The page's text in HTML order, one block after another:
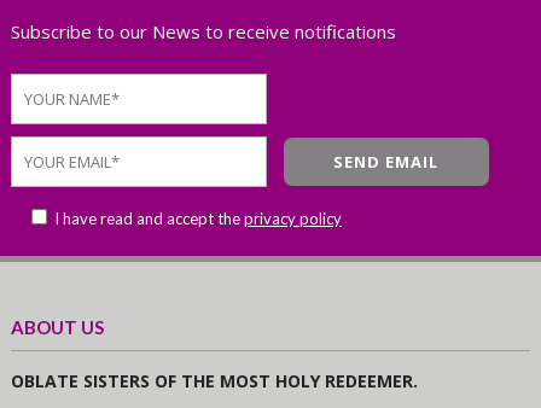
Subscribe to our News to receive notifications
I have read and accept theprivacy policy
ABOUT US
OBLATE SISTERS OF THE MOST HOLY REDEEMER.